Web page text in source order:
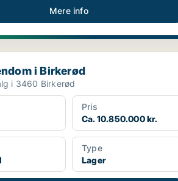
Mere info
i Birkerød
i Birkerød
i 3460 Birkerød
Pris
Ca. 10.850.000 kr.
Type
Lager